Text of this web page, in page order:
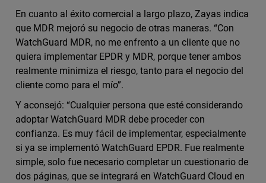
En cuanto al éxito comercial a largo plazo, Zayas indica
que MDR mejoró su negocio de otras maneras. “Con
WatchGuard MDR, no me enfrento a un cliente que no
quiera implementar EPDR y MDR, porque tener ambos
realmente minimiza el riesgo, tanto para el negocio del
cliente como para el mío”.
Y aconsejó: “Cualquier persona que esté considerando
adoptar WatchGuard MDR debe proceder con
confianza. Es muy fácil de implementar, especialmente
si ya se implementó WatchGuard EPDR. Fue realmente
simple, solo fue necesario completar un cuestionario de
dos páginas, que se integrará en WatchGuard Cloud en